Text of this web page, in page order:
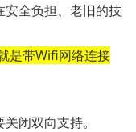
安全负担、老旧的技
是带Wifi网络连接
闭双向支持。